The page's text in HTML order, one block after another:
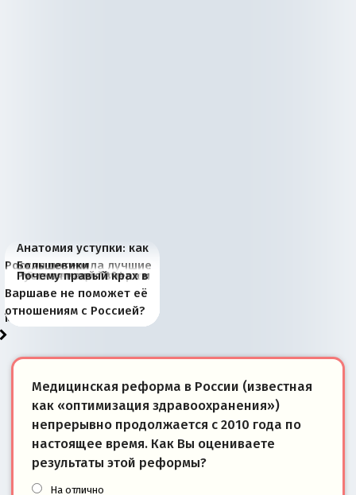
Анатомия уступки: как
Россия потеряла лучшие
рыбопромысловые
районы Баренцева
моря
Большевики
отличаются от «Яблока»
тем, что они -
победители
Киевская марионетка
Запада рассказала о
«переобувании» хозяев
В России назрели
перемены: 15 шагов к
суверенной экономике
Миграционный пожар
Европы
Россия начинает
сбрасывать балласт
Анкориджа
Россия зимой 1904
года: первые уступки во
внутренней политике
Русская нация вчера и
сегодня
Почему правый крах в
Варшаве не поможет её
отношениям с Россией?
Медицинская реформа в России (известная
как «оптимизация здравоохранения»)
непрерывно продолжается с 2010 года по
настоящее время. Как Вы оцениваете
результаты этой реформы?
На отлично